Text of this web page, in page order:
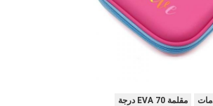
مقلمة EVA 70 درجة